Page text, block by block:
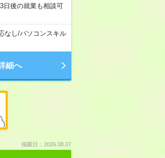
日後の就業も相談可
なし/パソコンスキル
細へ
掲載日：2026.08.07